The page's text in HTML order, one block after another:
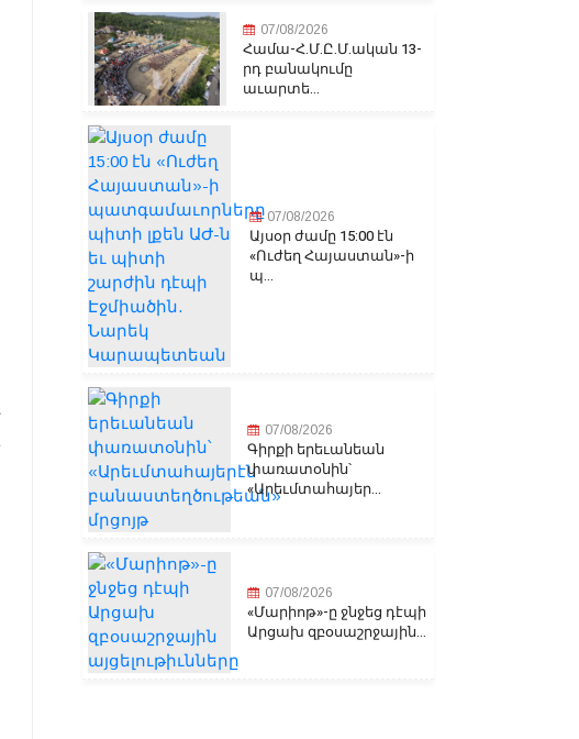
07/08/2026
Համա-Հ.Մ.Ը.Մ.ական 13-
րդ բանակումը
աւարտե...
07/08/2026
Այսօր ժամը 15:00 էն
«Ուժեղ Հայաստան»-ի
պ...
07/08/2026
Գիրքի երեւանեան
փառատօնին՝
«Արեւմտահայեր...
07/08/2026
«Մարիոթ»-ը ջնջեց դէպի
Արցախ զբօսաշրջային...